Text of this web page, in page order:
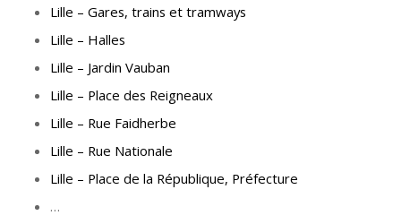
Lille – Gares, trains et tramways
Lille – Halles
Lille – Jardin Vauban
Lille – Place des Reigneaux
Lille – Rue Faidherbe
Lille – Rue Nationale
Lille – Place de la République, Préfecture
…